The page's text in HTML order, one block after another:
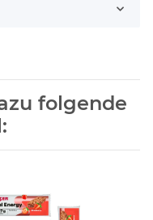
folgende